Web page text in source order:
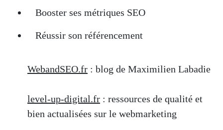
Booster ses métriques SEO
Réussir son référencement
WebandSEO.fr : blog de Maximilien Labadie
level-up-digital.fr : ressources de qualité et
bien actualisées sur le webmarketing